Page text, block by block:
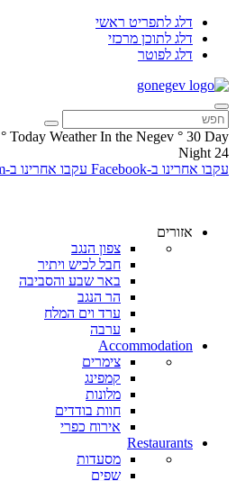
דלג לתפריט ראשי
דלג לתוכן מרכזי
דלג לפוטר
Today Weather In the Negev ° 30 Day
°
24
Night
עקבו אחרינו ב-Facebook
עקבו אחרינו ב-Instagram
אזורים
צפון הנגב
חבל לכיש ויתיר
באר שבע והסביבה
הר הנגב
ערד וים המלח
ערבה
Accommodation
צימרים
קמפינג
מלונות
חוות בודדים
אירוח כפרי
Restaurants
מסעדות
שפים